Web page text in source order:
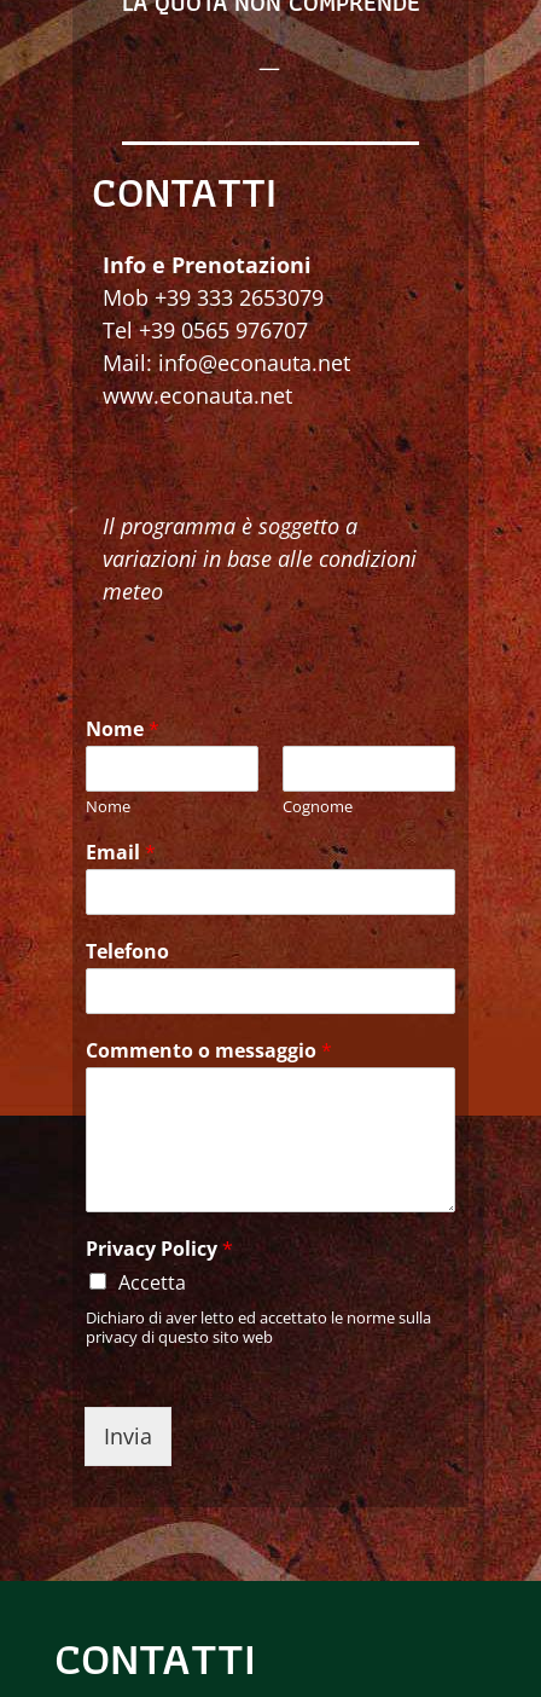
—
CONTATTI
Info e Prenotazioni
Mob +39 333 2653079
Tel +39 0565 976707
Mail: info@econauta.net
www.econauta.net
Il programma è soggetto a
variazioni in base alle condizioni
meteo
Nome*
Nome Cognome
Email *
Telefono
Commento o messaggio *
Privacy Policy*
Accetta
Dichiaro di aver letto ed accettato le norme sulla
privacy di questo sito web
Invia
CONTATTI